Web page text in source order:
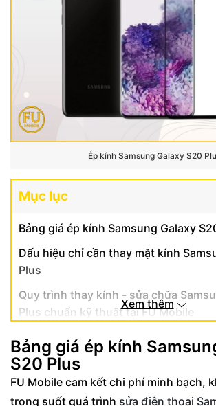
Ép kính Samsung Galaxy S20
Mục lục
Bảng giá ép kính Samsung Galaxy
Dấu hiệu chỉ cần thay mặt kính
Plus
Quy trình thay kính - sửa chữa
Plus chuẩn kỹ thuật tại FU Mobile
FAQ – Câu hỏi thường gặp về sửa kính
Samsung S20 Plus bị nứt kính
Xem thêm
Bảng giá ép kính
S20 Plus
FU Mobile cam kết chi phí minh bạch,
trong suốt quá trình sửa điện thoại